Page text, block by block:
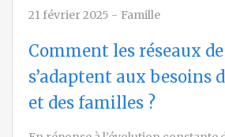
21 février 2025 - Famille
Comment les réseaux
s’adaptent aux besoins
et des familles ?